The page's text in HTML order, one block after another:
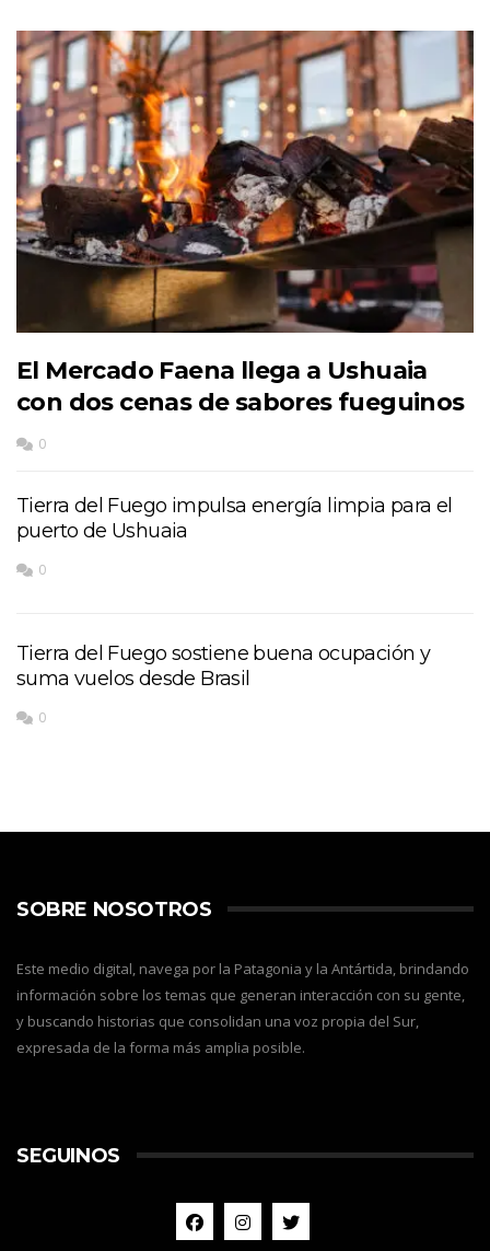
El Mercado Faena llega a Ushuaia
con dos cenas de sabores fueguinos
0
Tierra del Fuego impulsa energía limpia para el
puerto de Ushuaia
0
Tierra del Fuego sostiene buena ocupación y
suma vuelos desde Brasil
0
SOBRE NOSOTROS
Este medio digital, navega por la Patagonia y la Antártida, brindando
información sobre los temas que generan interacción con su gente,
y buscando historias que consolidan una voz propia del Sur,
expresada de la forma más amplia posible.
SEGUINOS